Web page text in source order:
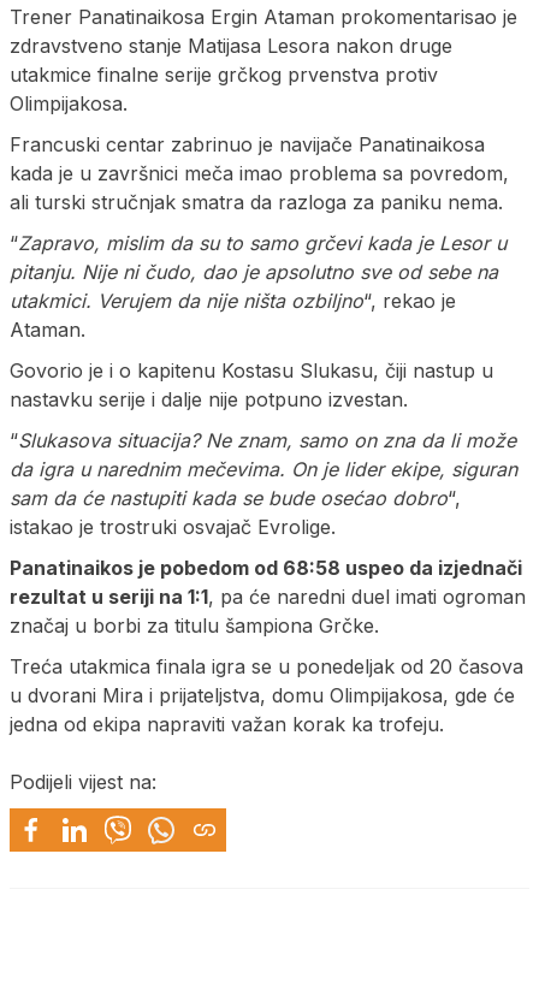
Trener Panatinaikosa Ergin Ataman prokomentarisao je
zdravstveno stanje Matijasa Lesora nakon druge
utakmice finalne serije grčkog prvenstva protiv
Olimpijakosa.
Francuski centar zabrinuo je navijače Panatinaikosa
kada je u završnici meča imao problema sa povredom,
ali turski stručnjak smatra da razloga za paniku nema.
“Zapravo, mislim da su to samo grčevi kada je Lesor u
pitanju. Nije ni čudo, dao je apsolutno sve od sebe na
utakmici. Verujem da nije ništa ozbiljno“, rekao je
Ataman.
Govorio je i o kapitenu Kostasu Slukasu, čiji nastup u
nastavku serije i dalje nije potpuno izvestan.
“Slukasova situacija? Ne znam, samo on zna da li može
da igra u narednim mečevima. On je lider ekipe, siguran
sam da će nastupiti kada se bude osećao dobro“,
istakao je trostruki osvajač Evrolige.
Panatinaikos je pobedom od 68:58 uspeo da izjednači
rezultat u seriji na 1:1, pa će naredni duel imati ogroman
značaj u borbi za titulu šampiona Grčke.
Treća utakmica finala igra se u ponedeljak od 20 časova
u dvorani Mira i prijateljstva, domu Olimpijakosa, gde će
jedna od ekipa napraviti važan korak ka trofeju.
Podijeli vijest na: